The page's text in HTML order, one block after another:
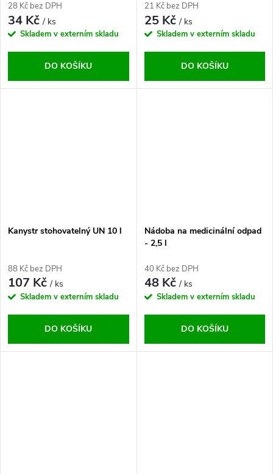
28 Kč bez DPH
34 Kč/ ks
Skladem v externím skladu
DO KOŠÍKU
21 Kč bez DPH
25 Kč/ ks
Skladem v externím skladu
DO KOŠÍKU
Kanystr stohovatelný UN 10 l
88 Kč bez DPH
107 Kč/ ks
Skladem v externím skladu
DO KOŠÍKU
Nádoba na medicinální odpad
- 2,5 l
40 Kč bez DPH
48 Kč/ ks
Skladem v externím skladu
DO KOŠÍKU